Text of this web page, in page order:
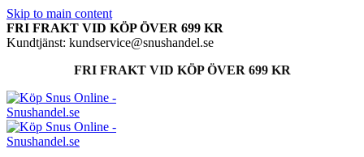
Skip to main content
FRI FRAKT VID KÖP ÖVER 699 KR
Kundtjänst: kundservice@snushandel.se
FRI FRAKT VID KÖP ÖVER 699 KR